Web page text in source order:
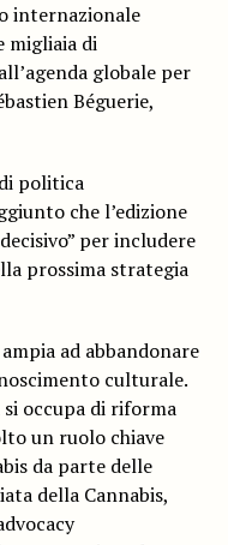
internazionale
migliaia di
globale per
Béguerie,
politica
che l’edizione
per includere
prossima strategia
ad abbandonare
culturale.
si occupa di riforma
un ruolo chiave
da parte delle
della Cannabis,